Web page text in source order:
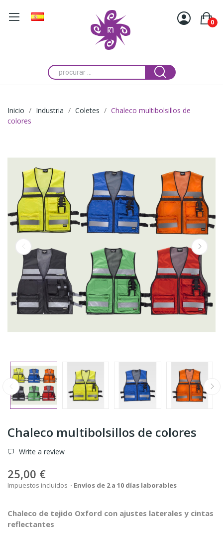
0
Inicio Industria Coletes
Chaleco multibolsillos de
colores
Chaleco multibolsillos de colores
Write a review
25,00 €
Impuestos incluidos Envíos de 2 a 10 días laborables
Chaleco de tejido Oxford con ajustes laterales y cintas
reflectantes